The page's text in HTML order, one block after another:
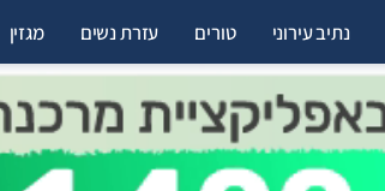
נתיב עירוני טורים עזרת נשים מגזין